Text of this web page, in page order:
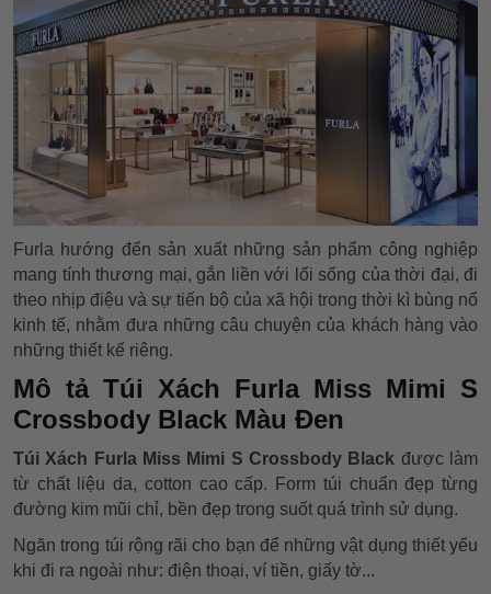
Furla hướng đến sản xuất những sản phẩm công nghiệp
mang tính thương mại, gắn liền với lối sống của thời đại, đi
theo nhịp điệu và sự tiến bộ của xã hội trong thời kì bùng nổ
kinh tế, nhằm đưa những câu chuyện của khách hàng vào
những thiết kế riêng.
Mô tả Túi Xách Furla Miss Mimi S
Crossbody Black Màu Đen
Túi Xách Furla Miss Mimi S Crossbody Black được làm
từ chất liệu da, cotton cao cấp. Form túi chuẩn đẹp từng
đường kim mũi chỉ, bền đẹp trong suốt quá trình sử dụng.
Ngăn trong túi rộng rãi cho bạn để những vật dụng thiết yếu
khi đi ra ngoài như: điện thoại, ví tiền, giấy tờ...